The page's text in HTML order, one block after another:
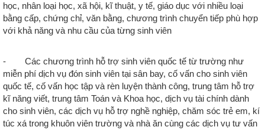
học, nhân loại học, xã hội, kĩ thuật, y tế, giáo dục với nhiều loại
bằng cấp, chứng chỉ, văn bằng, chương trình chuyển tiếp phù hợp
với khả năng và nhu cầu của từng sinh viên
- Các chương trình hỗ trợ sinh viên quốc tế từ trường như
miễn phí dịch vụ đón sinh viên tại sân bay, cố vấn cho sinh viên
quốc tế, cố vấn học tập và rèn luyện thành công, trung tâm hỗ trợ
kĩ năng viết, trung tâm Toán và Khoa học, dịch vụ tài chính dành
cho sinh viên, các dịch vụ hỗ trợ nghề nghiệp, chăm sóc trẻ em, kí
túc xá trong khuôn viên trường và nhà ăn cùng các dịch vụ tư vấn